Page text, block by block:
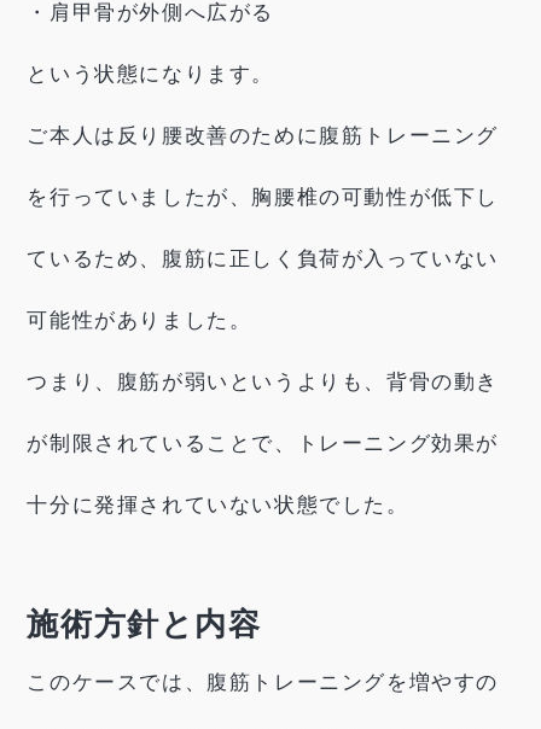
・肩甲骨が外側へ広がる
という状態になります。
ご本人は反り腰改善のために腹筋トレーニング
を行っていましたが、胸腰椎の可動性が低下し
ているため、腹筋に正しく負荷が入っていない
可能性がありました。
つまり、腹筋が弱いというよりも、背骨の動き
が制限されていることで、トレーニング効果が
十分に発揮されていない状態でした。
施術方針と内容
このケースでは、腹筋トレーニングを増やすの